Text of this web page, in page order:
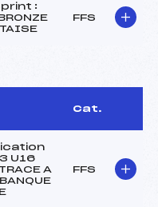
:
FFS
Cat.
U16
A
FFS